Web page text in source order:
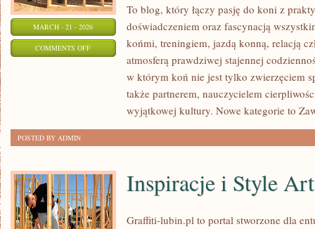
MARCH - 21 - 2026
COMMENTS OFFON
JEŹDZIECTWO
To blog, który łączy pasję do koni z
doświadczeniem oraz fascynacją
końmi, treningiem, jazdą konną, relacją
atmosferą prawdziwej stajennej
w którym koń nie jest tylko zwierzęciem
także partnerem, nauczycielem
wyjątkowej kultury. Nowe kategorie to
POSTED BY ADMIN
Inspiracje i Style
Graffiti-lubin.pl to portal stworzone dla